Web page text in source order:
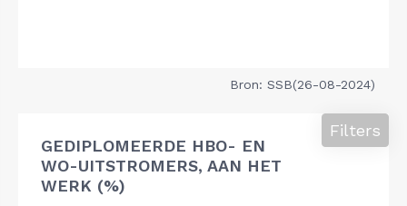
Bron: SSB(26-08-2024)
GEDIPLOMEERDE HBO- EN
WO-UITSTROMERS, AAN HET
WERK (%)
Filters